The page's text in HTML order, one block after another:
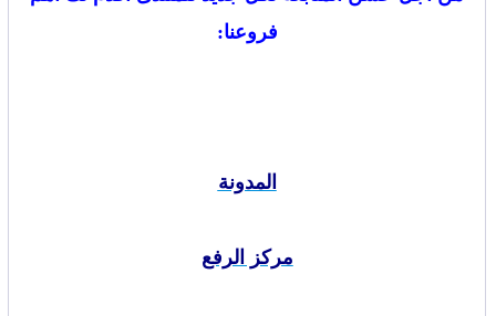
فروعنا:
المدونة
مركز الرفع